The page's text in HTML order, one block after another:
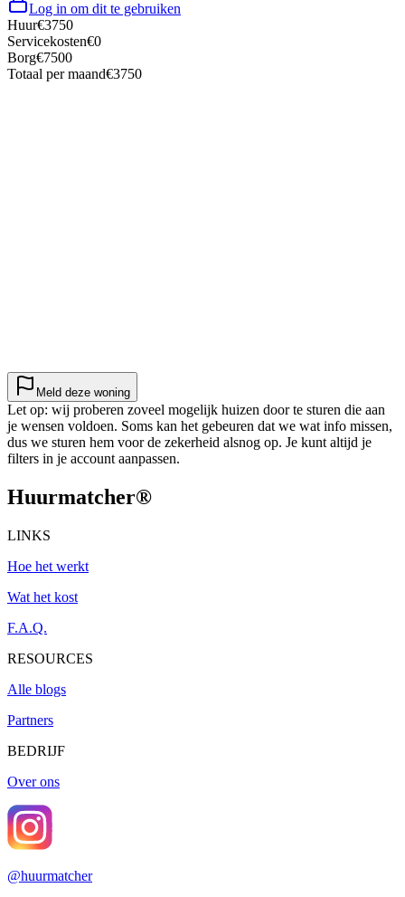
Log in om dit te gebruiken
Huur€3750
Servicekosten€0
Borg€7500
Totaal per maand€3750
Meld deze woning
Let op: wij proberen zoveel mogelijk huizen door te sturen die aan
je wensen voldoen. Soms kan het gebeuren dat we wat info missen,
dus we sturen hem voor de zekerheid alsnog op. Je kunt altijd je
filters in je account aanpassen.
Huurmatcher®
LINKS
Hoe het werkt
Wat het kost
F.A.Q.
RESOURCES
Alle blogs
Partners
BEDRIJF
Over ons
@huurmatcher